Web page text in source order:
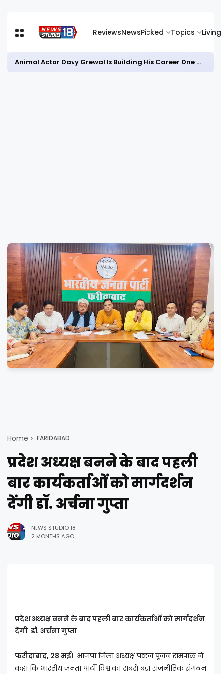
ReviewsNewsPicked Topics Living
Animal Actor Davy Grewal Is Building His Career One Role at a Time- from Courtrooms to Cinema
Home FARIDABAD
प्रदेश अध्यक्ष बनने के बाद पहली
बार कार्यकर्ताओं को मार्गदर्शन
देंगी डॉ. अर्चना गुप्ता
NEWS STUDIO 18
2 MONTHS AGO
प्रदेश अध्यक्ष बनने के बाद पहली बार कार्यकर्ताओं को मार्गदर्शन
देंगी डॉ. अर्चना गुप्ता
फरीदाबाद, 28 मई। भाजपा जिला अध्यक्ष पंकज पूजन रामपाल ने
कहा कि भारतीय जनता पार्टी विश्व का सबसे बड़ा राजनीतिक संगठन